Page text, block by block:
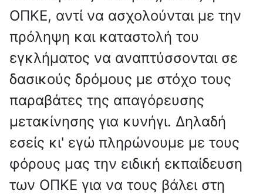
ΟΠΚΕ, αντί να ασχολούνται με την
πρόληψη και καταστολή του
εγκλήματος να αναπτύσσονται σε
δασικούς δρόμους με στόχο τους
παραβάτες της απαγόρευσης
μετακίνησης για κυνήγι. Δηλαδή
εσείς κι' εγώ πληρώνουμε με τους
φόρους μας την ειδική εκπαίδευση
των ΟΠΚΕ για να τους βάλει στη